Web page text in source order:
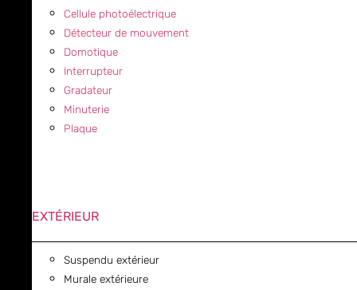
Cellule photoélectrique
Détecteur de mouvement
Domotique
Interrupteur
Gradateur
Minuterie
Plaque
EXTÉRIEUR
Suspendu extérieur
Murale extérieure